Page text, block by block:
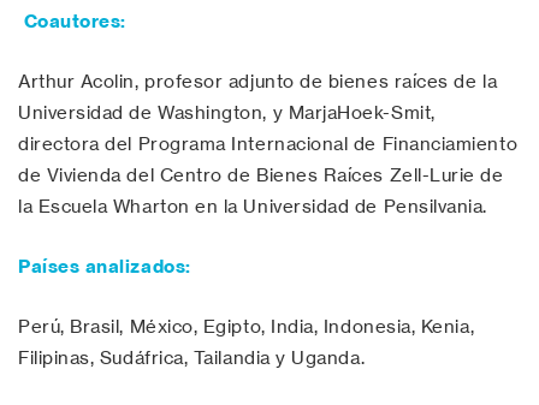
Coautores:
Arthur Acolin, profesor adjunto de bienes raíces de la
Universidad de Washington, y MarjaHoek-Smit,
directora del Programa Internacional de Financiamiento
de Vivienda del Centro de Bienes Raíces Zell-Lurie de
la Escuela Wharton en la Universidad de Pensilvania.
Países analizados:
Perú, Brasil, México, Egipto, India, Indonesia, Kenia,
Filipinas, Sudáfrica, Tailandia y Uganda.